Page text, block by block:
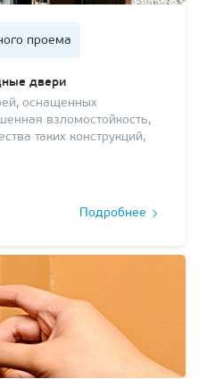
проема
двери
оснащенных
взломостойкость,
таких конструкций,
Подробнее